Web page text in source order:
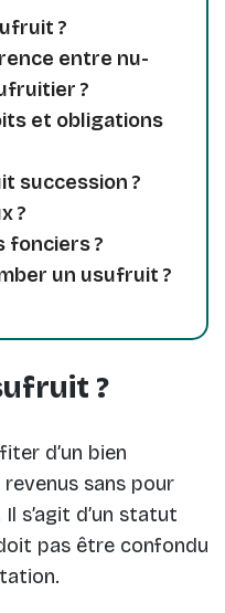
?
entre nu-
?
et obligations
succession ?
?
fonciers ?
un usufruit ?
?
d’un bien
revenus sans pour
s’agit d’un statut
pas être confondu